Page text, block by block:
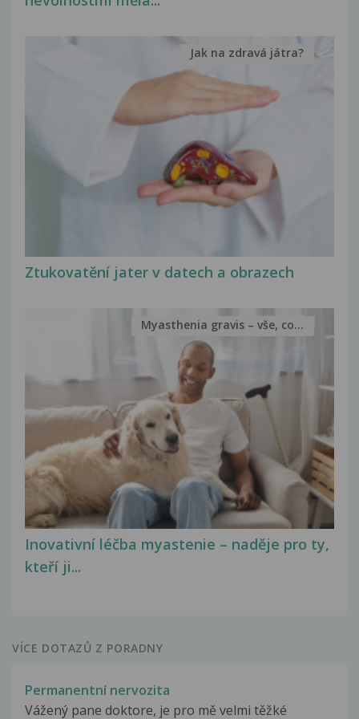
Ztukovatění jater v datech a obrazech
Jak na zdravá játra?
Inovativní léčba myastenie – naděje pro ty,
kteří ji...
Myasthenia gravis – vše, co...
VÍCE DOTAZŮ Z PORADNY
Permanentní nervozita
Vážený pane doktore, je pro mě velmi těžké